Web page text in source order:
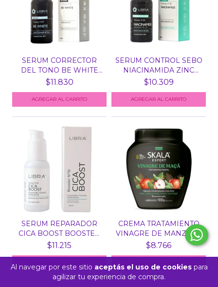
Al navegar por este sitio aceptás el uso de cookiespara
agilizar tu experiencia de compra.
SERUM CORRECTOR
DEL TONO BE WHITE
BOOSTE...
$11.830
SERUM CONTROL SEBO
NIACINAMIDA ZINC
BOOS...
$10.309
SERUM REPARADOR
CICA BOOST BOOSTER
THERA...
$11.215
CREMA TRATAMIENTO
VINAGRE DE MANZANA
X K...
$8.766